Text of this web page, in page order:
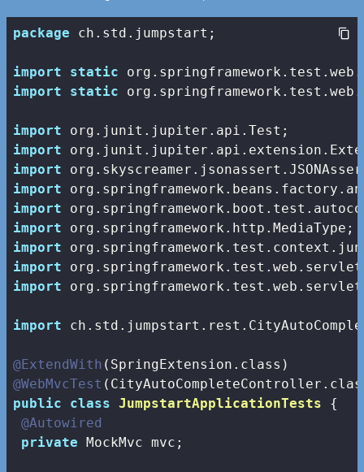
package ch.std.jumpstart;
import
static
import
static
import
import
import
import
import
import
import
import
import
import
@ExtendWith
@WebMvcTest
public
class JumpstartApplicationTests
{
@Autowired
private MockMvc mvc;